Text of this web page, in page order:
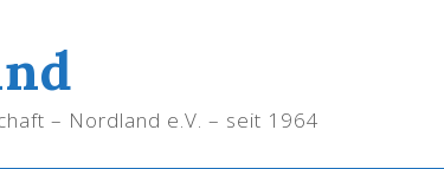
– Nordland e.V. – seit 1964